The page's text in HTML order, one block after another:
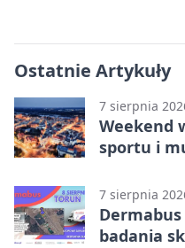
Ostatnie Artykuły
7 sierpnia
Weekend
sportu i
7 sierpnia
Dermabus
badania